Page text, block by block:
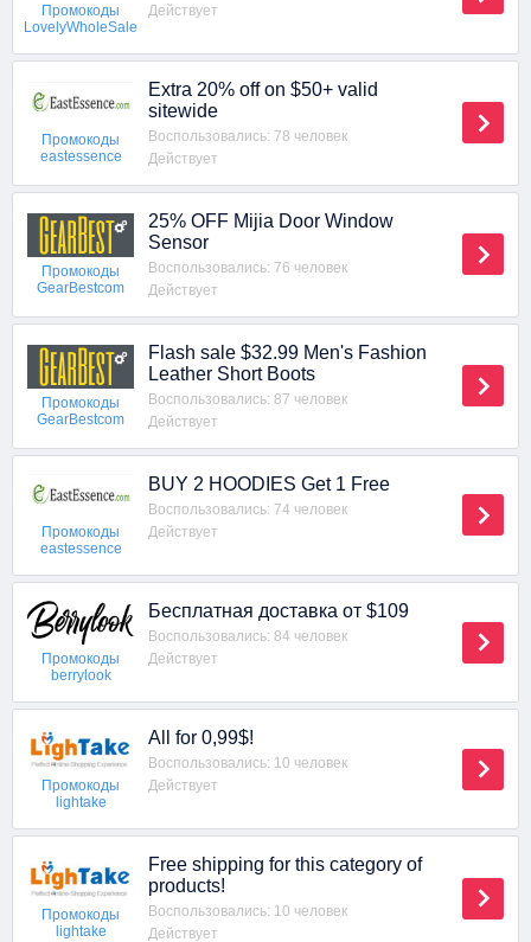
Промокоды
LovelyWholeSale
Действует
Промокоды
eastessence
Extra 20% off on $50+ valid
sitewide
Воспользовались: 78 человек
Действует
Промокоды
GearBestcom
25% OFF Mijia Door Window
Sensor
Воспользовались: 76 человек
Действует
Промокоды
GearBestcom
Flash sale $32.99 Men's Fashion
Leather Short Boots
Воспользовались: 87 человек
Действует
Промокоды
eastessence
BUY 2 HOODIES Get 1 Free
Воспользовались: 74 человек
Действует
Промокоды
berrylook
Бесплатная доставка от $109
Воспользовались: 84 человек
Действует
Промокоды
lightake
All for 0,99$!
Воспользовались: 10 человек
Действует
Промокоды
lightake
Free shipping for this category of
products!
Воспользовались: 10 человек
Действует